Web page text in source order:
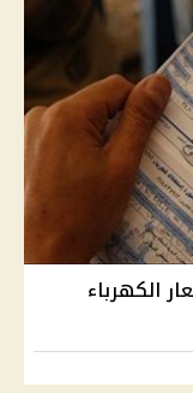
الكهرباء